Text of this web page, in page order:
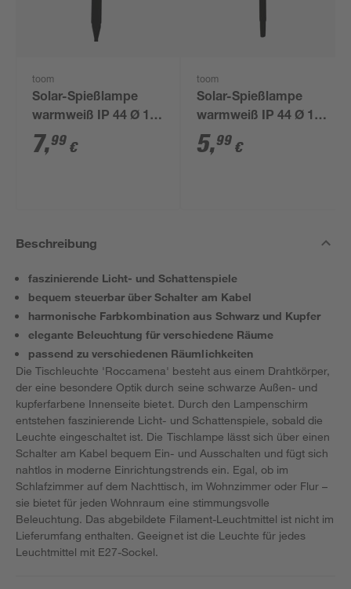
toom
Solar-Spießlampe
warmweiß IP 44 Ø 15
x 44 cm
7,99 €
toom
Solar-Spießlampe
warmweiß IP 44 Ø 10
x 39 cm
5,99 €
Beschreibung
faszinierende Licht- und Schattenspiele
bequem steuerbar über Schalter am Kabel
harmonische Farbkombination aus Schwarz und Kupfer
elegante Beleuchtung für verschiedene Räume
passend zu verschiedenen Räumlichkeiten
Die Tischleuchte 'Roccamena' besteht aus einem Drahtkörper,
der eine besondere Optik durch seine schwarze Außen- und
kupferfarbene Innenseite bietet. Durch den Lampenschirm
entstehen faszinierende Licht- und Schattenspiele, sobald die
Leuchte eingeschaltet ist. Die Tischlampe lässt sich über einen
Schalter am Kabel bequem Ein- und Ausschalten und fügt sich
nahtlos in moderne Einrichtungstrends ein. Egal, ob im
Schlafzimmer auf dem Nachttisch, im Wohnzimmer oder Flur –
sie bietet für jeden Wohnraum eine stimmungsvolle
Beleuchtung. Das abgebildete Filament-Leuchtmittel ist nicht im
Lieferumfang enthalten. Geeignet ist die Leuchte für jedes
Leuchtmittel mit E27-Sockel.